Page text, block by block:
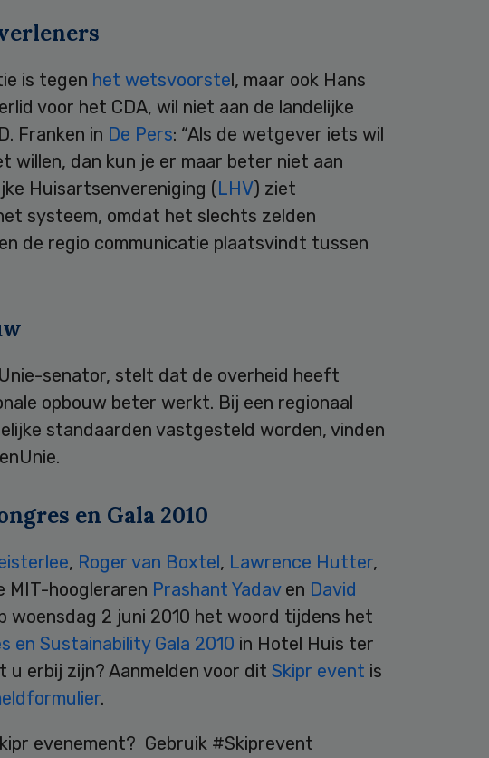
is tegen het wetsvoorstel, maar ook Hans
voor het CDA, wil niet aan de landelijke
Franken in De Pers: “Als de wetgever iets wil
willen, dan kun je er maar beter niet aan
Huisartsenvereniging (LHV) ziet
systeem, omdat het slechts zelden
de regio communicatie plaatsvindt tussen
senator, stelt dat de overheid heeft
opbouw beter werkt. Bij een regionaal
standaarden vastgesteld worden, vinden
en Gala 2010
, Roger van Boxtel, Lawrence Hutter,
MIT-hoogleraren Prashant Yadav en David
woensdag 2 juni 2010 het woord tijdens het
en Sustainability Gala 2010 in Hotel Huis ter
u erbij zijn? Aanmelden voor dit Skipr event is
.
evenement? Gebruik #Skiprevent